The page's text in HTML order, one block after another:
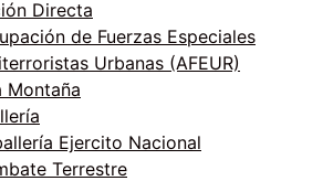
Directa
de Fuerzas Especiales
Urbanas (AFEUR)
Montaña
Ejercito Nacional
Terrestre